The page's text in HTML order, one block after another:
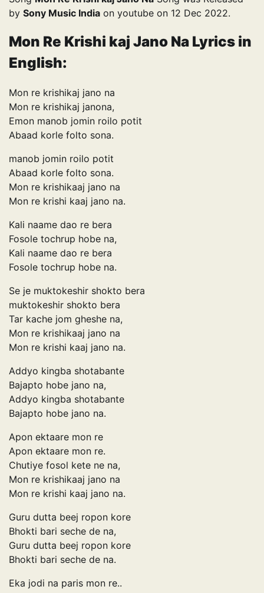
by Sony Music India on youtube on 12 Dec 2022.
Mon Re Krishi kaj Jano Na Lyrics in
English:
Mon re krishikaj jano na
Mon re krishikaj janona,
Emon manob jomin roilo potit
Abaad korle folto sona.
manob jomin roilo potit
Abaad korle folto sona.
Mon re krishikaaj jano na
Mon re krishi kaaj jano na.
Kali naame dao re bera
Fosole tochrup hobe na,
Kali naame dao re bera
Fosole tochrup hobe na.
Se je muktokeshir shokto bera
muktokeshir shokto bera
Tar kache jom gheshe na,
Mon re krishikaaj jano na
Mon re krishi kaaj jano na.
Addyo kingba shotabante
Bajapto hobe jano na,
Addyo kingba shotabante
Bajapto hobe jano na.
Apon ektaare mon re
Apon ektaare mon re.
Chutiye fosol kete ne na,
Mon re krishikaaj jano na
Mon re krishi kaaj jano na.
Guru dutta beej ropon kore
Bhokti bari seche de na,
Guru dutta beej ropon kore
Bhokti bari seche de na.
Eka jodi na paris mon re..